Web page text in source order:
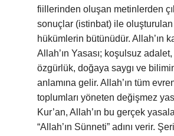
fiillerinden oluşan metinlerden
sonuçlar (istinbat) ile
hükümlerin bütünüdür. Allah’ın
Allah’ın Yasası; koşulsuz
özgürlük, doğaya saygı ve
anlamına gelir. Allah’ın tüm
toplumları yöneten değişmez
Kur’an, Allah’ın bu gerçek
“Allah’ın Sünneti” adını verir.